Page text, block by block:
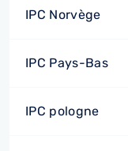
IPC Norvège
IPC Pays-Bas
IPC pologne